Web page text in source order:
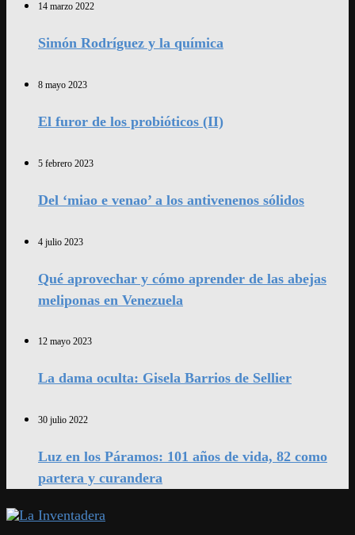
14 marzo 2022
Simón Rodríguez y la química
8 mayo 2023
El furor de los probióticos (II)
5 febrero 2023
Del ‘miao e venao’ a los antivenenos sólidos
4 julio 2023
Qué aprovechar y cómo aprender de las abejas
meliponas en Venezuela
12 mayo 2023
La dama oculta: Gisela Barrios de Sellier
30 julio 2022
Luz en los Páramos: 101 años de vida, 82 como
partera y curandera